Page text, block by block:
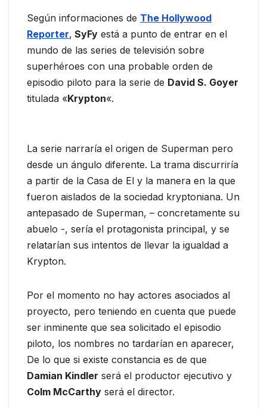
Según informaciones de The Hollywood
Reporter, SyFy está a punto de entrar en el
mundo de las series de televisión sobre
superhéroes con una probable orden de
episodio piloto para la serie de David S. Goyer
titulada «Krypton«.
La serie narraría el origen de Superman pero
desde un ángulo diferente. La trama discurriría
a partir de la Casa de El y la manera en la que
fueron aislados de la sociedad kryptoniana. Un
antepasado de Superman, – concretamente su
abuelo -, sería el protagonista principal, y se
relatarían sus intentos de llevar la igualdad a
Krypton.
Por el momento no hay actores asociados al
proyecto, pero teniendo en cuenta que puede
ser inminente que sea solicitado el episodio
piloto, los nombres no tardarían en aparecer,
De lo que si existe constancia es de que
Damian Kindler será el productor ejecutivo y
Colm McCarthy será el director.